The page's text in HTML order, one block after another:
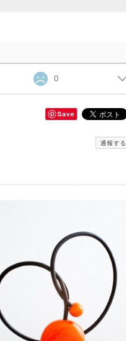
0
Save
通報する